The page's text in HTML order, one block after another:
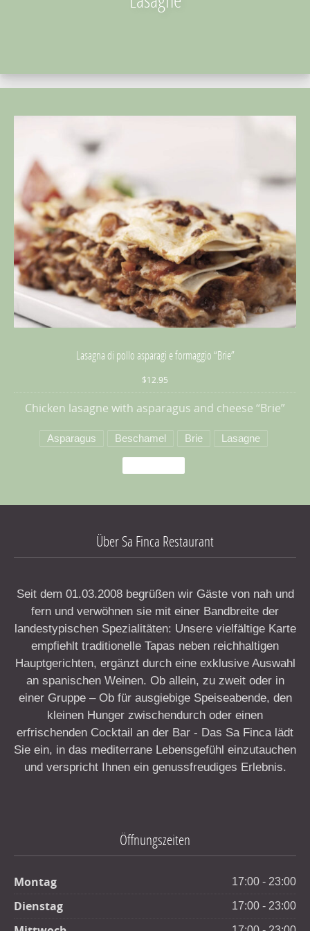
Lasagna di pollo asparagi e formaggio “Brie”
$12.95
Chicken lasagne with asparagus and cheese “Brie”
Asparagus Beschamel Brie Lasagne
Über Sa Finca Restaurant
Seit dem 01.03.2008 begrüßen wir Gäste von nah und
fern und verwöhnen sie mit einer Bandbreite der
landestypischen Spezialitäten: Unsere vielfältige Karte
empfiehlt traditionelle Tapas neben reichhaltigen
Hauptgerichten, ergänzt durch eine exklusive Auswahl
an spanischen Weinen. Ob allein, zu zweit oder in
einer Gruppe – Ob für ausgiebige Speiseabende, den
kleinen Hunger zwischendurch oder einen
erfrischenden Cocktail an der Bar - Das Sa Finca lädt
Sie ein, in das mediterrane Lebensgefühl einzutauchen
und verspricht Ihnen ein genussfreudiges Erlebnis.
Öffnungszeiten
Montag 17:00 - 23:00
Dienstag 17:00 - 23:00